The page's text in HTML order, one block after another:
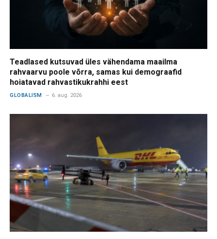
Teadlased kutsuvad üles vähendama maailma
rahvaarvu poole võrra, samas kui demograafid
hoiatavad rahvastikukrahhi eest
GLOBALISM 6. aug. 2026